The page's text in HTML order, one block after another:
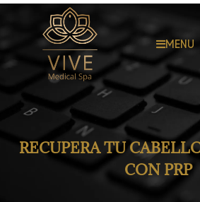
MENU
RECUPERA TU
CON PRP